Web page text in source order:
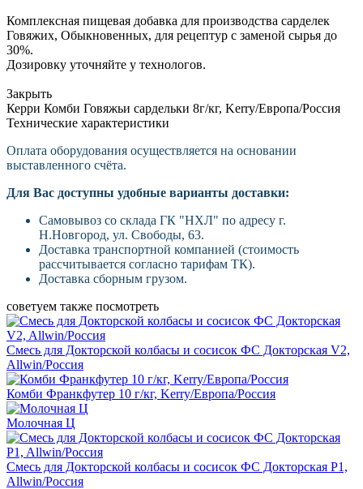
Комплексная пищевая добавка для производства сарделек
Говяжих, Обыкновенных, для рецептур с заменой сырья до
30%.
Дозировку уточняйте у технологов.
Закрыть
Керри Комби Говяжьи сардельки 8г/кг, Kerry/Европа/Россия
Технические характеристики
Оплата оборудования осуществляется на основании
выставленного счёта.
Для Вас доступны удобные варианты доставки:
Самовывоз со склада ГК "НХЛ" по адресу г.
Н.Новгород, ул. Свободы, 63.
Доставка транспортной компанией (стоимость
рассчитывается согласно тарифам ТК).
Доставка сборным грузом.
советуем также посмотреть
Смесь для Докторской колбасы и сосисок ФС Докторская V2,
Allwin/Россия
Комби Франкфутер 10 г/кг, Kerry/Европа/Россия
Молочная Ц
Смесь для Докторской колбасы и сосисок ФС Докторская P1,
Allwin/Россия